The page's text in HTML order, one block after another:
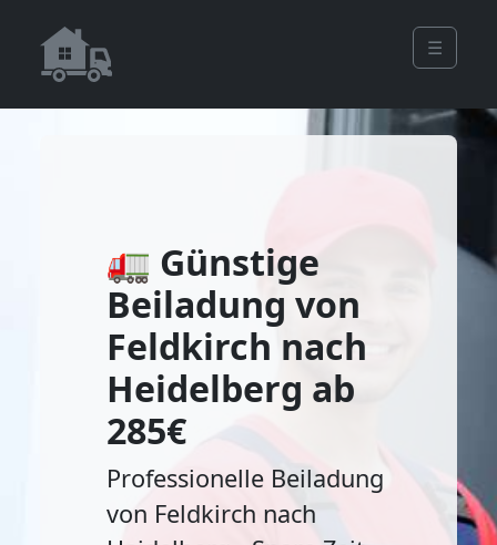
☰
🚛 Günstige
Beiladung von
Feldkirch nach
Heidelberg ab
285€
Professionelle Beiladung
von Feldkirch nach